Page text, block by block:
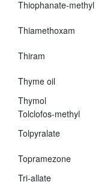
Thiophanate-methyl
Thiamethoxam
Thiram
Thyme oil
Thymol
Tolclofos-methyl
Tolpyralate
Topramezone
Tri-allate